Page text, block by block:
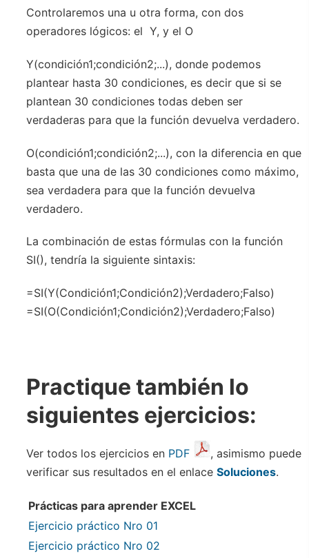
Controlaremos una u otra forma, con dos
operadores lógicos: el Y, y el O
Y(condición1;condición2;...), donde podemos
plantear hasta 30 condiciones, es decir que si se
plantean 30 condiciones todas deben ser
verdaderas para que la función devuelva verdadero.
O(condición1;condición2;...), con la diferencia en que
basta que una de las 30 condiciones como máximo,
sea verdadera para que la función devuelva
verdadero.
La combinación de estas fórmulas con la función
SI(), tendría la siguiente sintaxis:
=SI(Y(Condición1;Condición2);Verdadero;Falso)
=SI(O(Condición1;Condición2);Verdadero;Falso)
Practique también lo
siguientes ejercicios:
Ver todos los ejercicios en PDF
, asimismo puede
verificar sus resultados en el enlace Soluciones.
Prácticas para aprender EXCEL
Ejercicio práctico Nro 01
Ejercicio práctico Nro 02